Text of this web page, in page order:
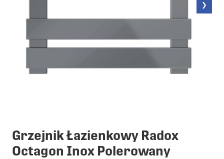
❯
Grzejnik Łazienkowy Radox
Octagon Inox Polerowany